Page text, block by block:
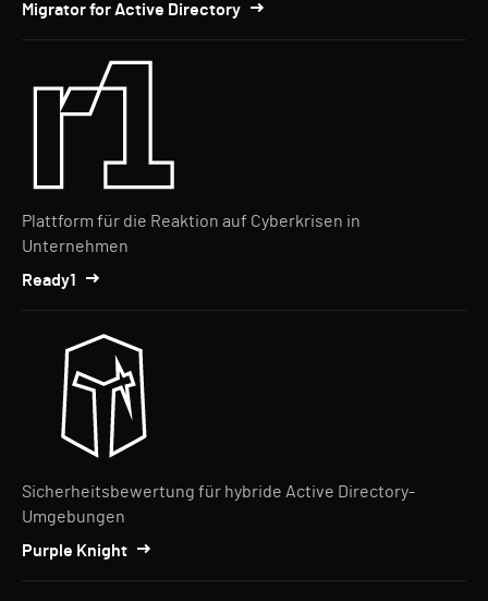
Migrator for Active Directory
Plattform für die Reaktion auf Cyberkrisen in
Unternehmen
Ready1
Sicherheitsbewertung für hybride Active Directory-
Umgebungen
Purple Knight